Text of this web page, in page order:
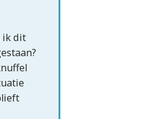
ik dit